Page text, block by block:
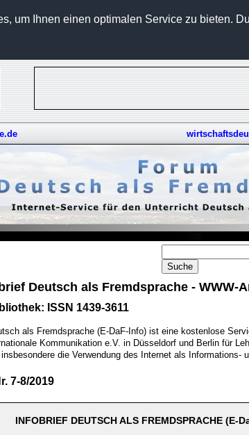
um Ihnen einen optimalen Service zu bieten.
Deutsch als Fremdsprache - WWW-
ISSN 1439-3611
als Fremdsprache (E-DaF-Info) ist eine kostenlose
Kommunikation e.V. in Düsseldorf und Berlin für
die Verwendung des Internet als Informations-
7-8/2019
INFOBRIEF DEUTSCH ALS FREMDSPRACHE (E-